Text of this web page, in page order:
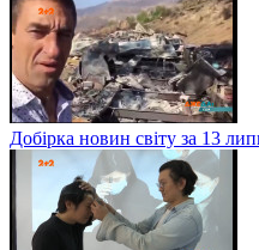
Добірка новин світу за 13